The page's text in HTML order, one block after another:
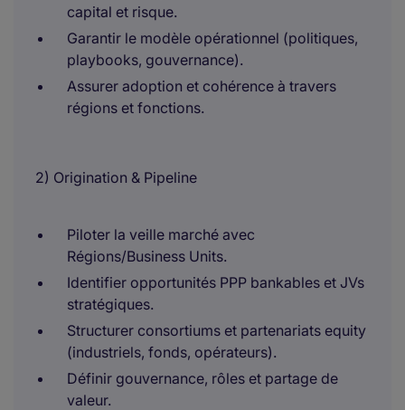
capital et risque.
Garantir le modèle opérationnel (politiques,
playbooks, gouvernance).
Assurer adoption et cohérence à travers
régions et fonctions.
2) Origination & Pipeline
Piloter la veille marché avec
Régions/Business Units.
Identifier opportunités PPP bankables et JVs
stratégiques.
Structurer consortiums et partenariats equity
(industriels, fonds, opérateurs).
Définir gouvernance, rôles et partage de
valeur.